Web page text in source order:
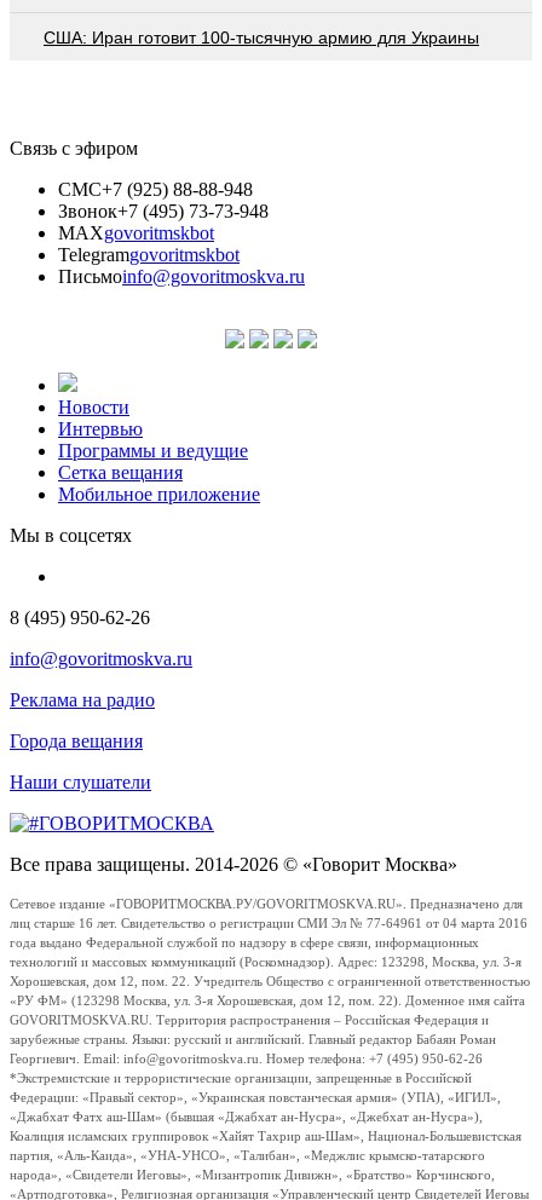
США: Иран готовит 100-тысячную армию для Украины
Связь с эфиром
СМС+7 (925) 88-88-948
Звонок+7 (495) 73-73-948
MAXgovoritmskbot
Telegramgovoritmskbot
Письмоinfo@govoritmoskva.ru
Новости
Интервью
Программы и ведущие
Сетка вещания
Мобильное приложение
Мы в соцсетях
8 (495) 950-62-26
info@govoritmoskva.ru
Реклама на радио
Города вещания
Наши слушатели
Все права защищены. 2014-2026 © «Говорит Москва»
Сетевое издание «ГОВОРИТМОСКВА.РУ/GOVORITMOSKVA.RU». Предназначено для
лиц старше 16 лет. Свидетельство о регистрации СМИ Эл № 77-64961 от 04 марта 2016
года выдано Федеральной службой по надзору в сфере связи, информационных
технологий и массовых коммуникаций (Роскомнадзор). Адрес: 123298, Москва, ул. 3-я
Хорошевская, дом 12, пом. 22. Учредитель Общество с ограниченной ответственностью
«РУ ФМ» (123298 Москва, ул. 3-я Хорошевская, дом 12, пом. 22). Доменное имя сайта
GOVORITMOSKVA.RU. Территория распространения – Российская Федерация и
зарубежные страны. Языки: русский и английский. Главный редактор Бабаян Роман
Георгиевич. Email: info@govoritmoskva.ru. Номер телефона: +7 (495) 950-62-26
*Экстремистские и террористические организации, запрещенные в Российской
Федерации: «Правый сектор», «Украинская повстанческая армия» (УПА), «ИГИЛ»,
«Джабхат Фатх аш-Шам» (бывшая «Джабхат ан-Нусра», «Джебхат ан-Нусра»),
Коалиция исламских группировок «Хайят Тахрир аш-Шам», Национал-Большевистская
партия, «Аль-Каида», «УНА-УНСО», «Талибан», «Меджлис крымско-татарского
народа», «Свидетели Иеговы», «Мизантропик Дивижн», «Братство» Корчинского,
«Артподготовка», Религиозная организация «Управленческий центр Свидетелей Иеговы